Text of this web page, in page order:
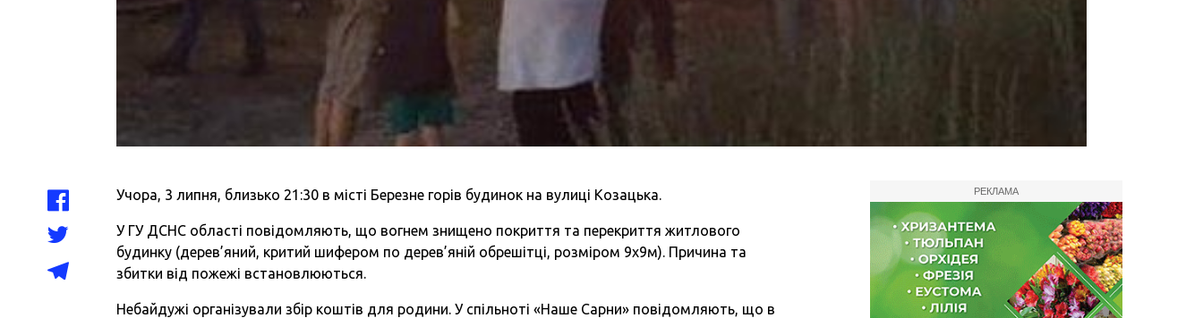
Учора, 3 липня, близько 21:30 в місті Березне горів будинок на вулиці Козацька.
У ГУ ДСНС області повідомляють, що вогнем знищено покриття та перекриття житлового
будинку (дерев’яний, критий шифером по дерев’яній обрешітці, розміром 9х9м). Причина та
збитки від пожежі встановлюються.
Небайдужі організували збір коштів для родини. У спільноті «Наше Сарни» повідомляють, що в
РЕКЛАМА